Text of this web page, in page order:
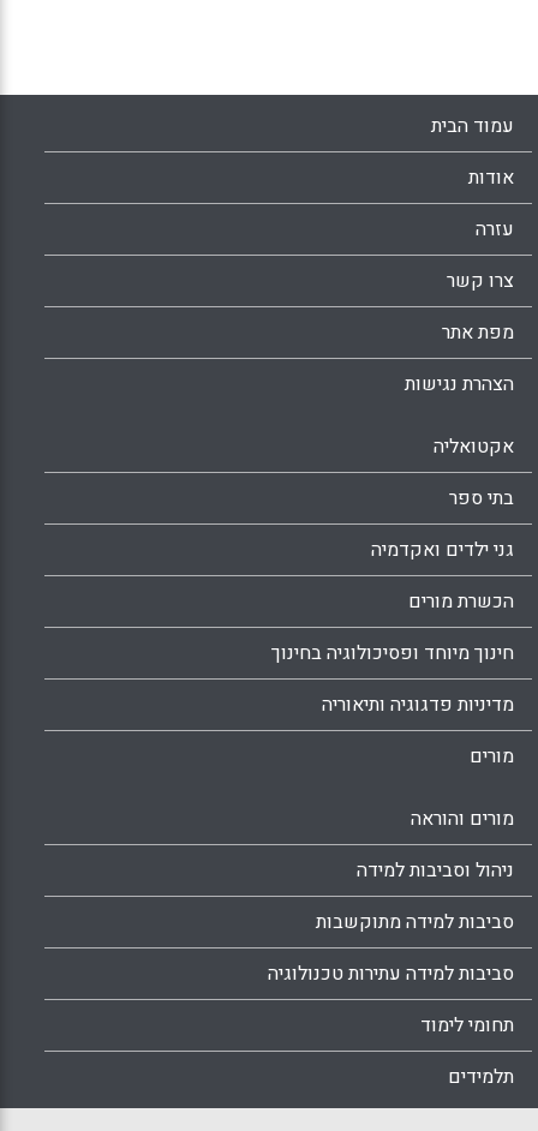
2013).
WhatsApp
Facebook
Email
X
עמוד הבית
אודות
עזרה
צרו קשר
מפת אתר
הצהרת נגישות
אקטואליה
בתי ספר
גני ילדים ואקדמיה
הכשרת מורים
חינוך מיוחד ופסיכולוגיה בחינוך
מדיניות פדגוגיה ותיאוריה
מורים
מורים והוראה
ניהול וסביבות למידה
סביבות למידה מתוקשבות
סביבות למידה עתירות טכנולוגיה
תחומי לימוד
תלמידים